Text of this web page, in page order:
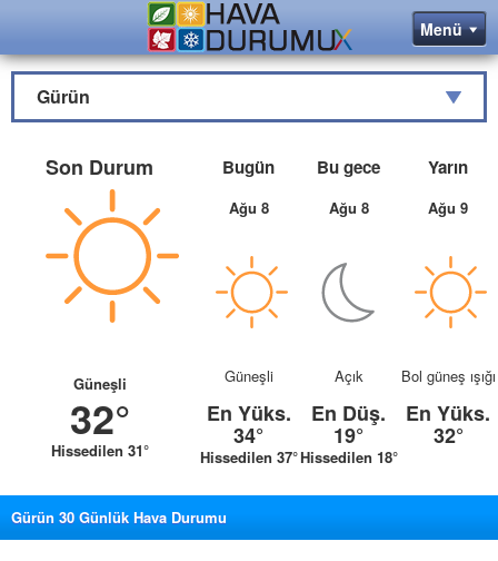
Gürün
Son Durum
Güneşli
32°
Hissedilen 31°
Bugün
Ağu 8
Güneşli
En Yüks.
34°
Hissedilen 37°
Bu gece
Ağu 8
Açık
En Düş.
19°
Hissedilen 18°
Yarın
Ağu 9
Bol güneş ışığı
En Yüks.
32°
Gürün 30 Günlük Hava Durumu